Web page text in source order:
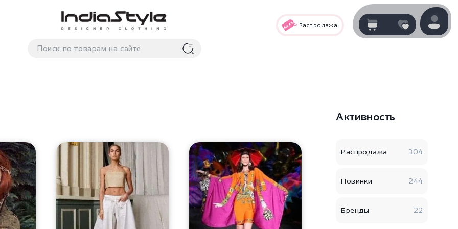
Распродажа
Корзина покупок пуста..
Активность
Распродажа 304
Новинки 244
Бренды 22